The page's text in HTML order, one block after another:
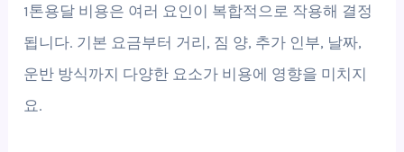
1톤용달 비용은 여러 요인이 복합적으로 작용해 결정
됩니다. 기본 요금부터 거리, 짐 양, 추가 인부, 날짜,
운반 방식까지 다양한 요소가 비용에 영향을 미치지
요.